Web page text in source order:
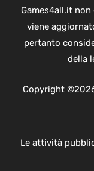
Games4all.it
viene
pertanto
della
Copyright
Le attività